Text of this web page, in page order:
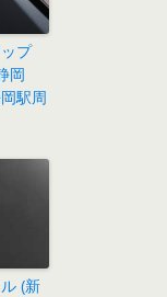
プ
岡
駅周
(新